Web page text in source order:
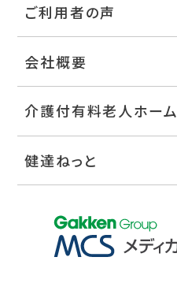
ご利用者の声
会社概要
介護付有料老人ホーム
健達ねっと